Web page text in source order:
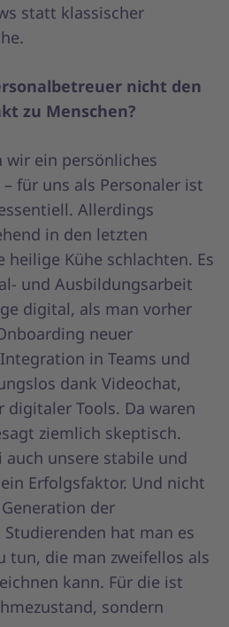
statt klassischer
nicht den
zu Menschen?
wir ein persönliches
für uns als Personaler ist
Allerdings
in den letzten
heilige Kühe schlachten. Es
und Ausbildungsarbeit
digital, als man vorher
neuer
in Teams und
dank Videochat,
Tools. Da waren
ziemlich skeptisch.
auch unsere stabile und
Erfolgsfaktor. Und nicht
der
hat man es
tun, die man zweifellos als
kann. Für die ist
sondern